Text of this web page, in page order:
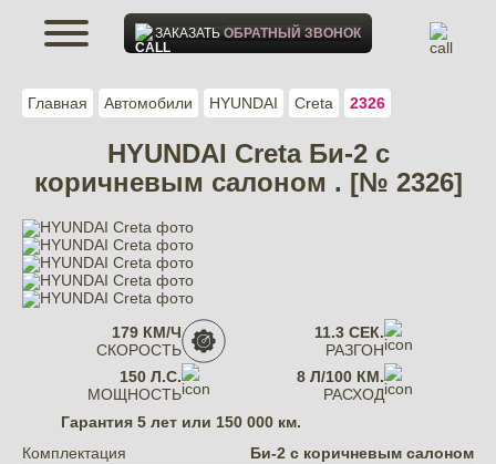
Главная Автомобили HYUNDAI Creta 2326
HYUNDAI Creta Би-2 с
коричневым салоном . [№ 2326]
Гарантия 5 лет или 150 000 км.
Комплектация
Би-2 с коричневым салоном
179 КМ/Ч
СКОРОСТЬ
11.3 СЕК.
РАЗГОН
150 Л.С.
МОЩНОСТЬ
8 Л/100 КМ.
РАСХОД
ЗАКАЗАТЬОБРАТНЫЙ ЗВОНОК